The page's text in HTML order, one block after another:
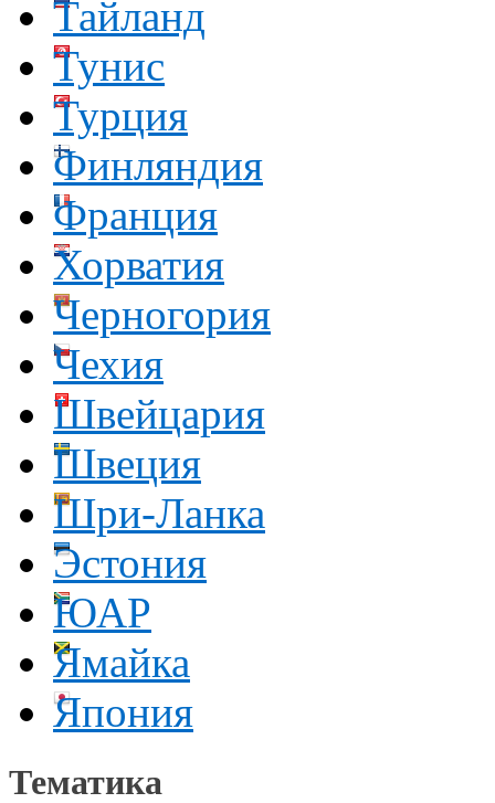
Тайланд
Тунис
Турция
Финляндия
Франция
Хорватия
Черногория
Чехия
Швейцария
Швеция
Шри-Ланка
Эстония
ЮАР
Ямайка
Япония
Тематика